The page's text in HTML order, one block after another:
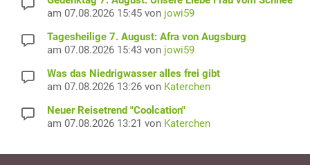
am 07.08.2026 15:45 von jowi59
Tagesheilige 7. August: Afra von Augsburg
am 07.08.2026 15:43 von jowi59
Was das Niedrigwasser alles frei gibt
am 07.08.2026 13:26 von Katerchen
Neuer Reisetrend "Coolcation"
am 07.08.2026 13:21 von Katerchen